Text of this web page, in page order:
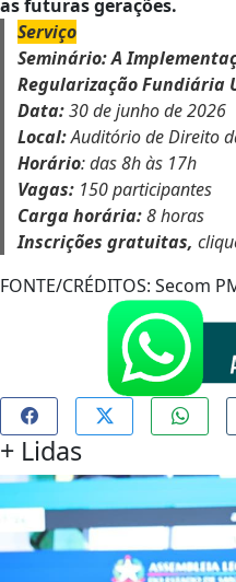
as futuras gerações.
Serviço
Seminário: A
Regularização Fundiária
Data:30 de junho de 2026
Local:Auditório de Direito
Horário: das 8h às 17h
Vagas: 150 participantes
Carga horária:8 horas
Inscrições gratuitas,
FONTE/CRÉDITOS: Secom
+ Lidas